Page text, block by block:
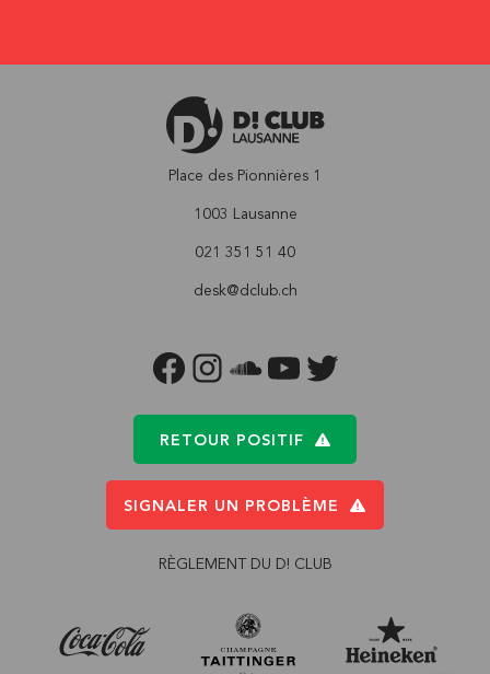
Place des Pionnières 1
1003 Lausanne
021 351 51 40
desk@dclub.ch
FACEBOOKINSTAGRAM
SOUNDCLOUD
YOUTUBETWITTER
RETOUR POSITIF
SIGNALER UN PROBLÈME
RÈGLEMENT DU D! CLUB